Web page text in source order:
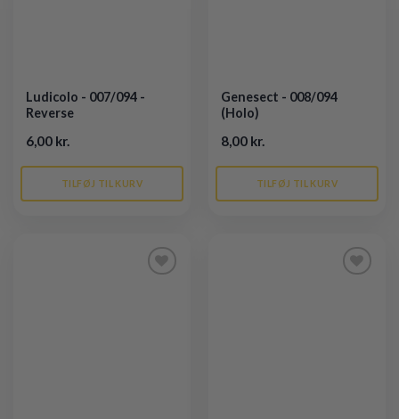
Ludicolo - 007/094 -
Reverse
6,00 kr.
TILFØJ TIL KURV
Genesect - 008/094
(Holo)
8,00 kr.
TILFØJ TIL KURV